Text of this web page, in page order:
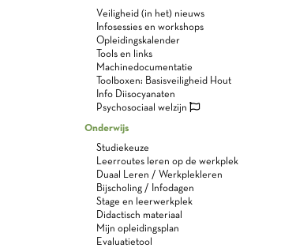
Veiligheid (in het) nieuws
Infosessies en workshops
Opleidingskalender
Tools en links
Machinedocumentatie
Toolboxen: Basisveiligheid Hout
Info Diisocyanaten
Psychosociaal welzijn
Onderwijs
Studiekeuze
Leerroutes leren op de werkplek
Duaal Leren / Werkplekleren
Bijscholing / Infodagen
Stage en leerwerkplek
Didactisch materiaal
Mijn opleidingsplan
Evaluatietool